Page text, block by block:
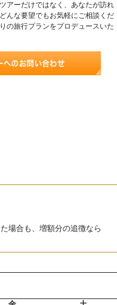
アーだけではなく、あなたが訪れ
んな要望でもお気軽にご相談くだ
の旅行プランをプロデュースいた
場合も、増額分の追徴なら